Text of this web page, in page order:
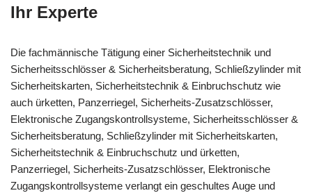
Ihr Experte
Die fachmännische Tätigung einer Sicherheitstechnik und
Sicherheitsschlösser & Sicherheitsberatung, Schließzylinder mit
Sicherheitskarten, Sicherheitstechnik & Einbruchschutz wie
auch ürketten, Panzerriegel, Sicherheits-Zusatzschlösser,
Elektronische Zugangskontrollsysteme, Sicherheitsschlösser &
Sicherheitsberatung, Schließzylinder mit Sicherheitskarten,
Sicherheitstechnik & Einbruchschutz und ürketten,
Panzerriegel, Sicherheits-Zusatzschlösser, Elektronische
Zugangskontrollsysteme verlangt ein geschultes Auge und